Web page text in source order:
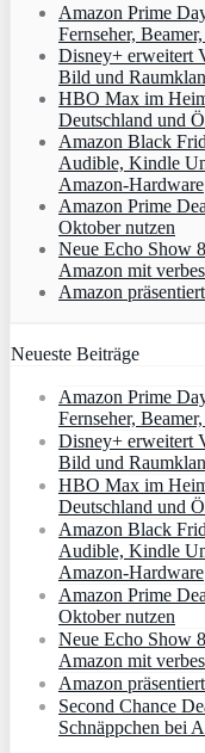
Amazon Prime
Fernseher,
Disney+ erweitert
Bild und
HBO Max im
Deutschland und
Amazon Black
Audible, Kindle
Amazon‑Hardware
Amazon Prime
Oktober nutzen
Neue Echo Show
Amazon mit
Amazon
Neueste Beiträge
Amazon Prime
Fernseher,
Disney+ erweitert
Bild und
HBO Max im
Deutschland und
Amazon Black
Audible, Kindle
Amazon‑Hardware
Amazon Prime
Oktober nutzen
Neue Echo Show
Amazon mit
Amazon
Second Chance
Schnäppchen bei